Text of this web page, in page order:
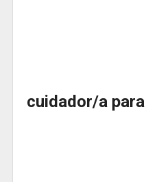
cuidador/a para